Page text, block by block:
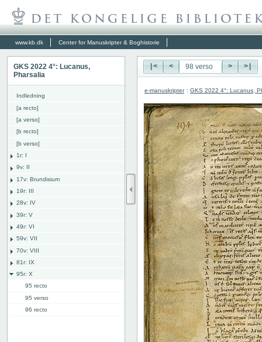
www.kb.dk Center for Manuskripter & Boghistorie
GKS 2022 4°: Lucanus,
Pharsalia
Indledning
[a recto]
[a verso]
[b recto]
[b verso]
1r: I
9v: II
17v: Brundisium
19r: III
28v: IV
39r: V
49r: VI
59v: VII
70v: VIII
81r: IX
95r: X
95 recto
95 verso
96 recto
|< < > >|
e-manuskripter : GKS 2022 4°: Lucanus,